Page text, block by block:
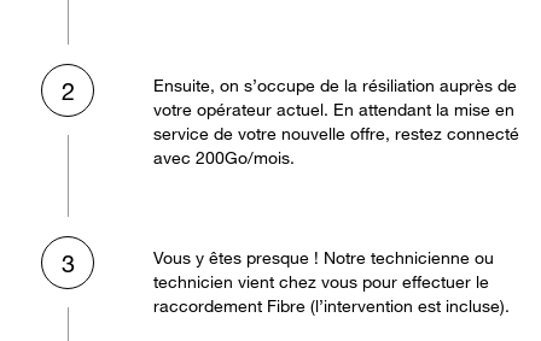
2
Ensuite, on s’occupe de la résiliation auprès de
votre opérateur actuel. En attendant la mise en
service de votre nouvelle offre, restez connecté
avec 200Go/mois.
3
Vous y êtes presque ! Notre technicienne ou
technicien vient chez vous pour effectuer le
raccordement Fibre (l’intervention est incluse).